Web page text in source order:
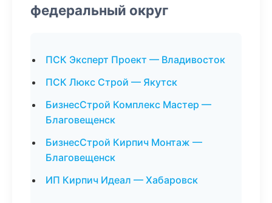
федеральный округ
ПСК Эксперт Проект — Владивосток
ПСК Люкс Строй — Якутск
БизнесСтрой Комплекс Мастер —
Благовещенск
БизнесСтрой Кирпич Монтаж —
Благовещенск
ИП Кирпич Идеал — Хабаровск